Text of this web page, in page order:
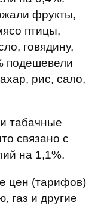
фрукты,
птицы,
говядину,
подешевели
рис, сало,
табачные
связано с
на 1,1%.
цен (тарифов)
газ и другие